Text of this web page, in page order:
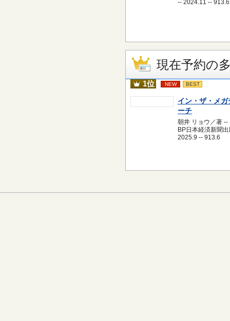
-- 2024.11 -- 913.6
現在予約の
1位 NEW BEST
イン・ザ・メガ
ーチ
朝井 リョウ／著 --
BP日本経済新聞
2025.9 -- 913.6